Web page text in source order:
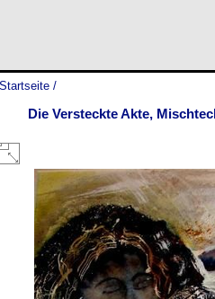
Startseite /
Die Versteckte Akte,